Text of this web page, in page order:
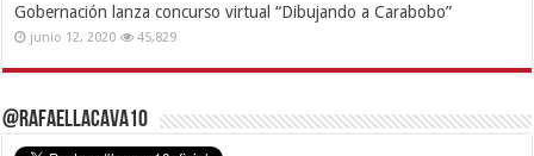
Gobernación lanza concurso virtual “Dibujando a Carabobo”
junio 12, 2020 45,829
@RafaelLacava10